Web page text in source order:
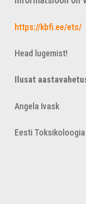
https://kbfi.ee/ets/
Head lugemist!
Ilusat
Angela Ivask
Eesti